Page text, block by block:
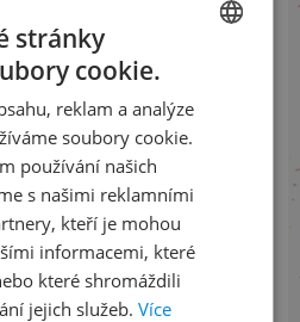
sociálních sítích
LinkedIn
flickr
objednávek
049 232
ENGLISH
stránky
cookie.
reklam a analýze
soubory cookie.
používání našich
s našimi reklamními
kteří je mohou
informacemi, které
které shromáždili
jejich služeb. Více